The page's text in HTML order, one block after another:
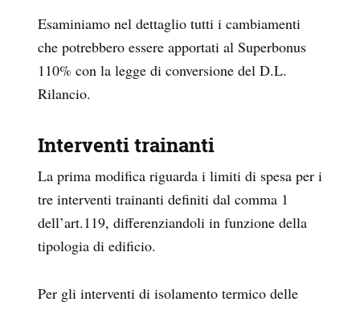
Esaminiamo nel dettaglio tutti i cambiamenti
che potrebbero essere apportati al Superbonus
110% con la legge di conversione del D.L.
Rilancio.
Interventi trainanti
La prima modifica riguarda i limiti di spesa per i
tre interventi trainanti definiti dal comma 1
dell’art.119, differenziandoli in funzione della
tipologia di edificio.
Per gli interventi di isolamento termico delle